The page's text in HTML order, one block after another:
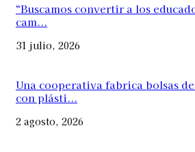
“Buscamos convertir a los
cam...
31 julio, 2026
Una cooperativa fabrica bolsas
con plásti...
2 agosto, 2026